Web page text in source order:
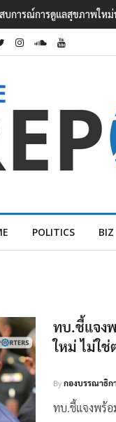
รวมตัวคัดค้านรัฐบาลไท
POLITICS BIZ
ทบ.ชี้แจง
ใหม่ ไม่ใช่
Byกองบรรณาธิก
ทบ.ชี้แจงพร้อ